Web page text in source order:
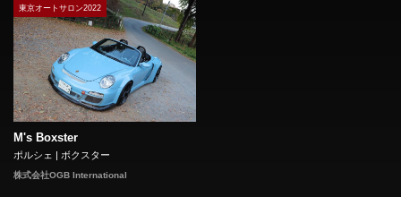
東京オートサロン2022
M's Boxster
ポルシェ | ボクスター
株式会社OGB International